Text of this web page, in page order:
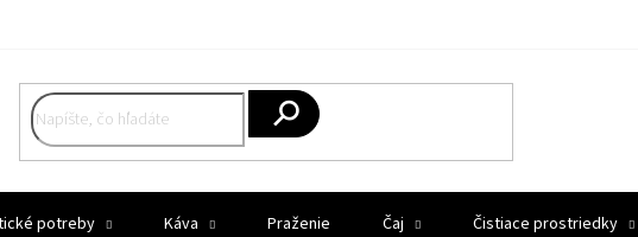
potreby Káva Praženie Čaj Čistiace prostriedky